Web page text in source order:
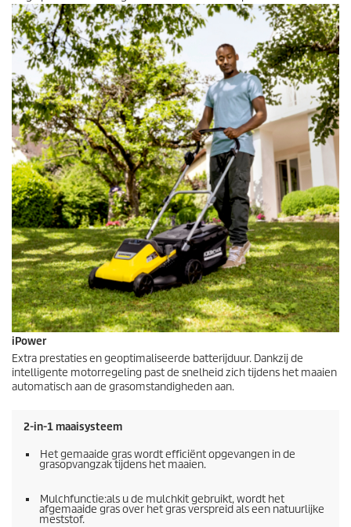
iPower
Extra prestaties en geoptimaliseerde batterijduur. Dankzij de
intelligente motorregeling past de snelheid zich tijdens het maaien
automatisch aan de grasomstandigheden aan.
2-in-1 maaisysteem
Het gemaaide gras wordt efficiënt opgevangen in de
grasopvangzak tijdens het maaien.
Mulchfunctie:als u de mulchkit gebruikt, wordt het
afgemaaide gras over het gras verspreid als een natuurlijke
meststof.